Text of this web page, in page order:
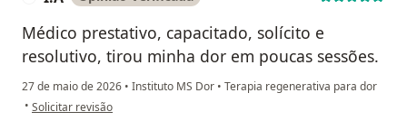
Médico prestativo, capacitado, solícito e
resolutivo, tirou minha dor em poucas sessões.
27 de maio de 2026 • Instituto MS Dor • Terapia regenerativa para dor
• na opinião do utilizador I.A
Solicitar revisão